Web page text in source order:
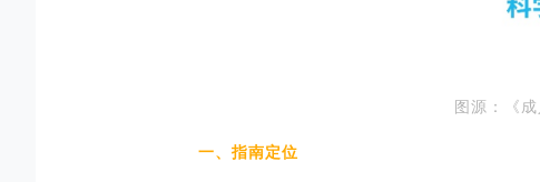
图源： 《
一、指南定位